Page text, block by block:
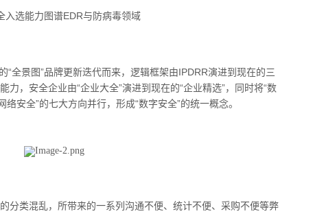
入选能力图谱EDR与防病毒领域
“全景图”品牌更新迭代而来，逻辑框架由IPDRR演进到现在的三
，安全企业由“企业大全”演进到现在的“企业精选”，同时将“数
安全”的七大方向并行，形成“数字安全”的统一概念。
分类混乱，所带来的一系列沟通不便、统计不便、采购不便等弊
毒伪装Windows激活程序 盗取
技术揭秘|代码追踪工具分享及